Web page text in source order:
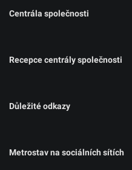
Centrála společnosti
Recepce centrály společnosti
Důležité odkazy
Metrostav na sociálních sítích